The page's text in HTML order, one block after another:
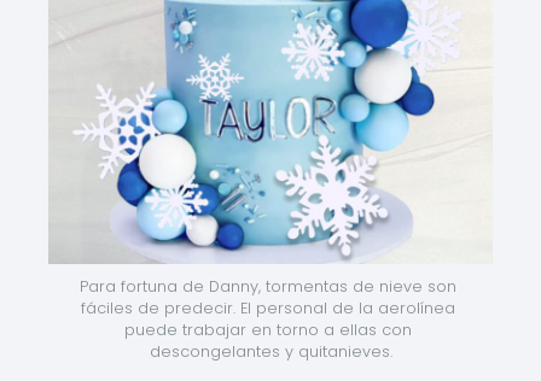
Para fortuna de Danny, tormentas de nieve son
fáciles de predecir. El personal de la aerolínea
puede trabajar en torno a ellas con
descongelantes y quitanieves.